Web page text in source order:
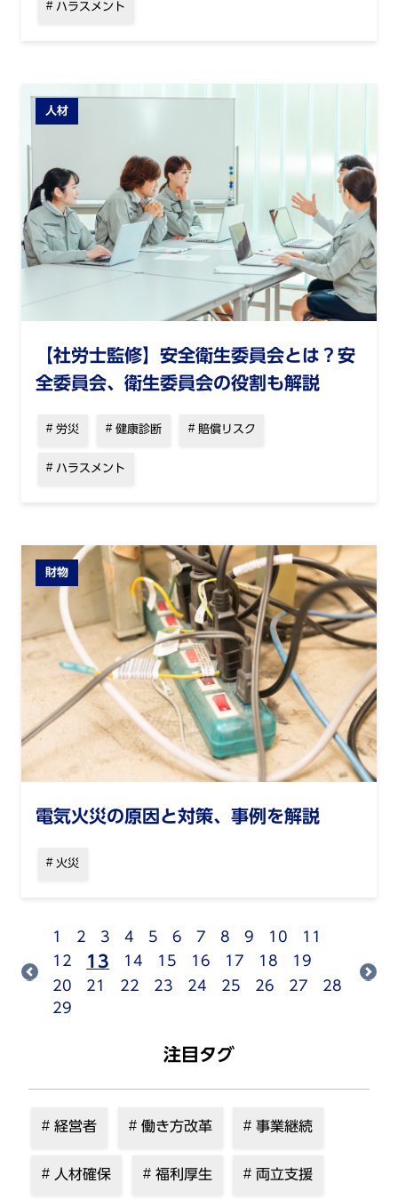
ハラスメント
人材
【社労士監修】安全衛生委員会とは？安
全委員会、衛生委員会の役割も解説
労災 健康診断 賠償リスク
ハラスメント
財物
電気火災の原因と対策、事例を解説
火災
1 2 3 4 5 6 7 8 9 10
11
12
13 14 15 16 17 18
19
20
21 22 23 24 25 26 27
28
29
注目タグ
経営者 働き方改革 事業継続
人材確保 福利厚生 両立支援